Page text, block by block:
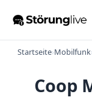
Startseite›Mobilfunk›
Coop